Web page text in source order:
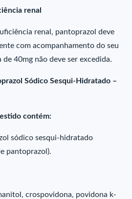
renal
renal, pantoprazol deve
com acompanhamento do seu
de 40mg não deve ser excedida.
Sódico Sesqui-Hidratado –
contém:
sódico sesqui-hidratado
pantoprazol).
crospovidona, povidona k-